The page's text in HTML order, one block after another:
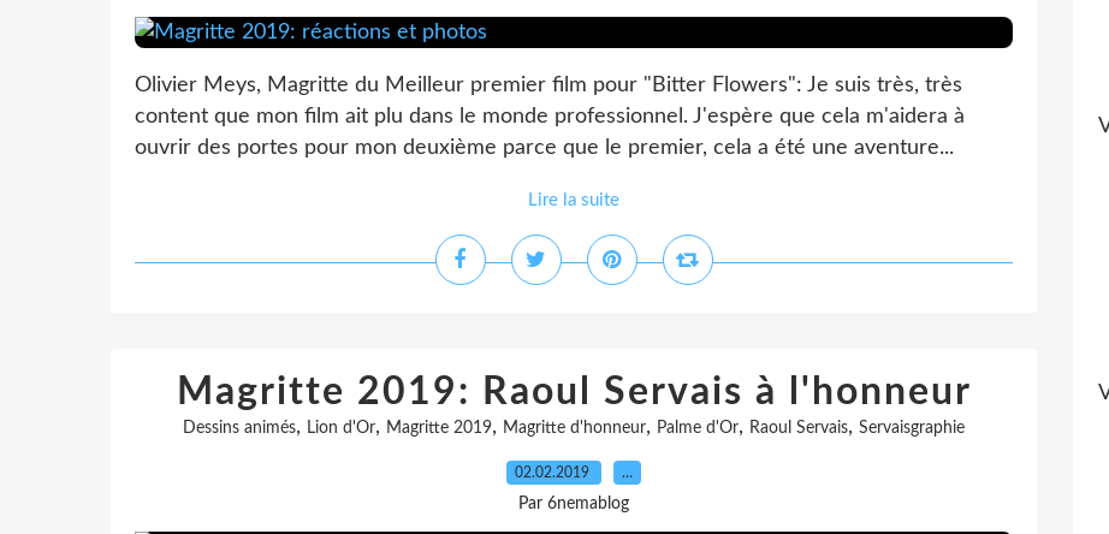
Olivier Meys, Magritte du Meilleur premier film pour "Bitter Flowers": Je suis très, très
content que mon film ait plu dans le monde professionnel. J'espère que cela m'aidera à
ouvrir des portes pour mon deuxième parce que le premier, cela a été une aventure...
Lire la suite
Magritte 2019: Raoul Servais à l'honneur
Dessins animés, Lion d'Or, Magritte 2019, Magritte d'honneur, Palme d'Or, Raoul Servais, Servaisgraphie
02.02.2019 …
Par 6nemablog